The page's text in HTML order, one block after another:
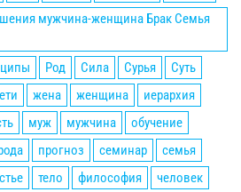
мужчина-женщина Брак Семья
Род Сила Сурья
Суть
жена женщина
иерархия
муж мужчина
обучение
прогноз семинар
семья
тело философия
человек